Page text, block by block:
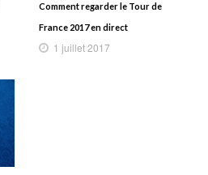
Comment regarder le Tour de
France 2017 en direct
1 juillet 2017